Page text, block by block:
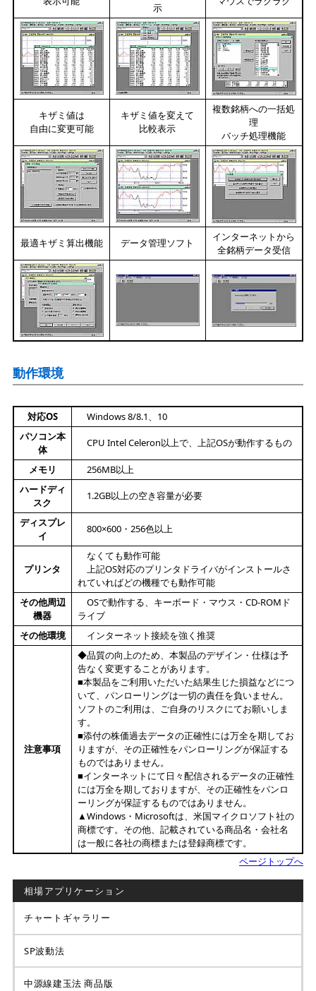
示
キザミ値は
自由に変更可能
キザミ値を変えて
比較表示
複数銘柄への一括処
理
バッチ処理機能
最適キザミ算出機能 データ管理ソフト
インターネットから
全銘柄データ受信
動作環境
対応OS
Windows 8/8.1、10
パソコン本
体
CPU Intel Celeron以上で、上記OSが動作するもの
メモリ
256MB以上
ハードディ
スク
1.2GB以上の空き容量が必要
ディスプレ
イ
800×600・256色以上
プリンタ
なくても動作可能
上記OS対応のプリンタドライバがインストールさ
れていればどの機種でも動作可能
その他周辺
機器
OSで動作する、キーボード・マウス・CD-ROMド
ライブ
その他環境
インターネット接続を強く推奨
注意事項
◆品質の向上のため、本製品のデザイン・仕様は予
告なく変更することがあります。
■本製品をご利用いただいた結果生じた損益などにつ
いて、パンローリングは一切の責任を負いません。
ソフトのご利用は、ご自身のリスクにてお願いしま
す。
■添付の株価過去データの正確性には万全を期してお
りますが、その正確性をパンローリングが保証する
ものではありません。
■インターネットにて日々配信されるデータの正確性
には万全を期しておりますが、その正確性をパンロ
ーリングが保証するものではありません。
▲Windows・Microsoftは、米国マイクロソフト社の
商標です。その他、記載されている商品名・会社名
は一般に各社の商標または登録商標です。
ページトップへ
相場アプリケーション
チャートギャラリー
SP波動法
中源線建玉法 商品版